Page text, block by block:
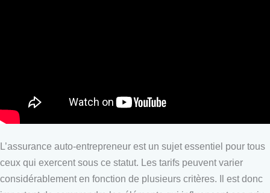
L’assurance auto-entrepreneur est un sujet essentiel pour tous
ceux qui exercent sous ce statut. Les tarifs peuvent varier
considérablement en fonction de plusieurs critères. Il est donc